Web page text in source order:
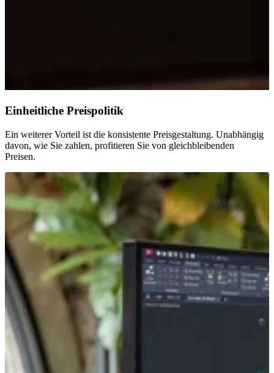
Einheitliche Preispolitik
Ein weiterer Vorteil ist die konsistente Preisgestaltung. Unabhängig
davon, wie Sie zahlen, profitieren Sie von gleichbleibenden
Preisen.